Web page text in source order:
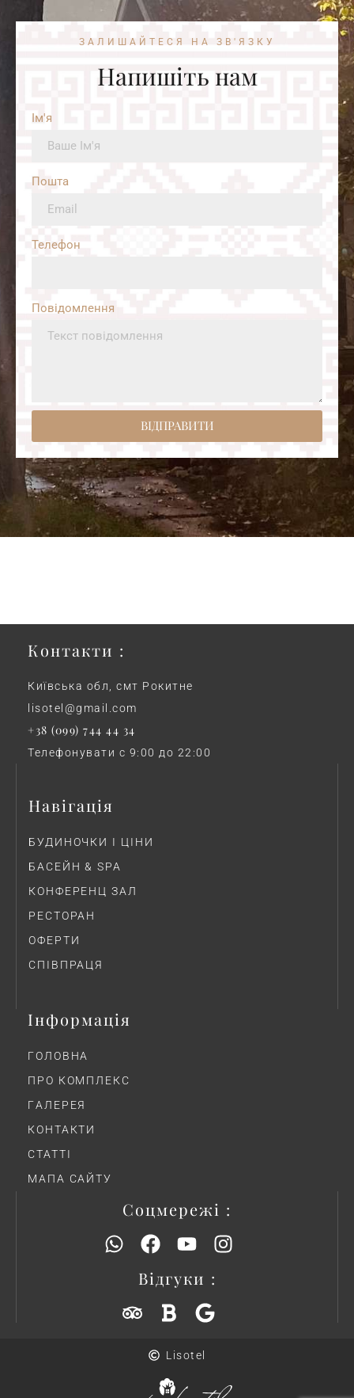
ЗАЛИШАЙТЕСЯ НА ЗВ'ЯЗКУ
Напишіть нам
Ім'я
Пошта
Телефон
Повідомлення
ВІДПРАВИТИ
Контакти :
Київська обл, смт Рокитне
lisotel@gmail.com
+38 (099) 744 44 34
Телефонувати с 9:00 до 22:00
Навігація
БУДИНОЧКИ І ЦІНИ
БАСЕЙН & SPA
КОНФЕРЕНЦ ЗАЛ
РЕСТОРАН
ОФЕРТИ
СПІВПРАЦЯ
Інформація
ГОЛОВНА
ПРО КОМПЛЕКС
ГAЛЕРЕЯ
КОНТАКТИ
СТАТТІ
МАПА САЙТУ
Соцмережі :
Відгуки :
Lisotel